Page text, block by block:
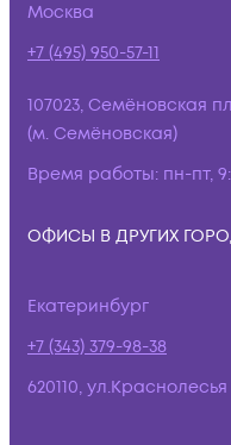
Москва
+7 (495) 950-57-11
107023, Семёновская
(м. Семёновская)
Время работы: пн-пт,
ОФИСЫ В ДРУГИХ
Екатеринбург
+7 (343) 379-98-38
620110,